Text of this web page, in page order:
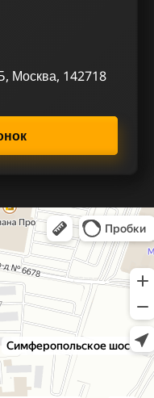
Москва, 142718